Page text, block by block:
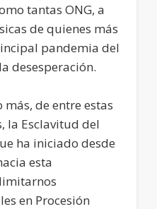
tantas ONG, a
de quienes más
pandemia del
desesperación.
de entre estas
la Esclavitud del
ha iniciado desde
esta
en Procesión